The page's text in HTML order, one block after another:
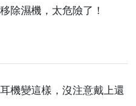
除濕機，太危險了！
機變這樣，沒注意戴上還